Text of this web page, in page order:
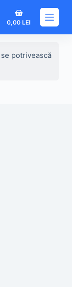
Coș
de
0,00LEI
potrivească